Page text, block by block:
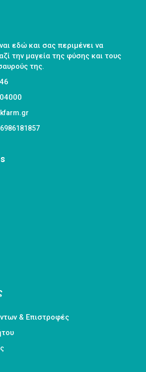
εδώ και σας περιμένει να
την μαγεία της φύσης και τους
της.
& Επιστροφές